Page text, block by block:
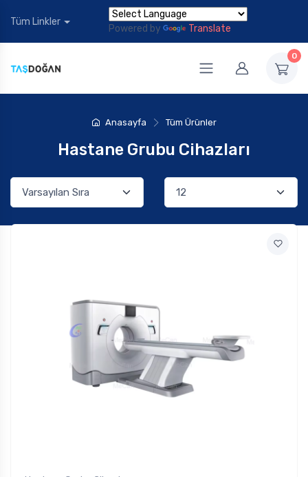
Tüm Linkler
Powered by Translate
0
Anasayfa Tüm Ürünler
Hastane Grubu Cihazları